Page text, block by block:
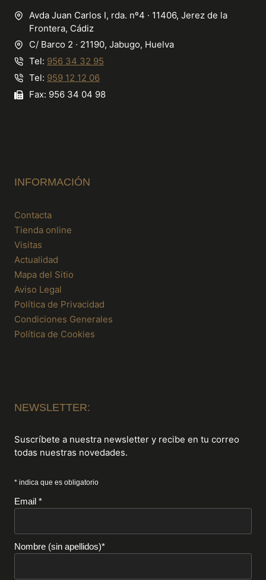
Avda Juan Carlos I, rda. nº4 · 11406, Jerez de la
Frontera, Cádiz
C/ Barco 2 · 21190, Jabugo, Huelva
Tel: 956 34 32 95
Tel: 959 12 12 06
Fax: 956 34 04 98
INFORMACIÓN
Contacta
Tienda online
Visitas
Actualidad
Mapa del Sitio
Aviso Legal
Política de Privacidad
Condiciones Generales
Política de Cookies
NEWSLETTER:
Suscríbete a nuestra newsletter y recibe en tu correo
todas nuestras novedades.
* indica que es obligatorio
Email *
Nombre (sin apellidos)*